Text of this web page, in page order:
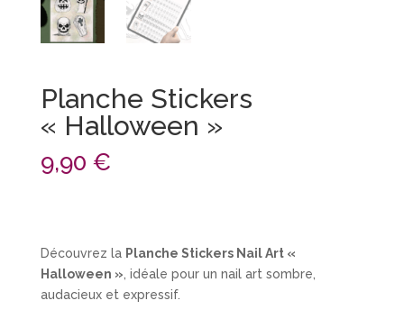
Planche Stickers
« Halloween »
9,90 €
Découvrez la Planche Stickers Nail Art «
Halloween » , idéale pour un nail art sombre,
audacieux et expressif.